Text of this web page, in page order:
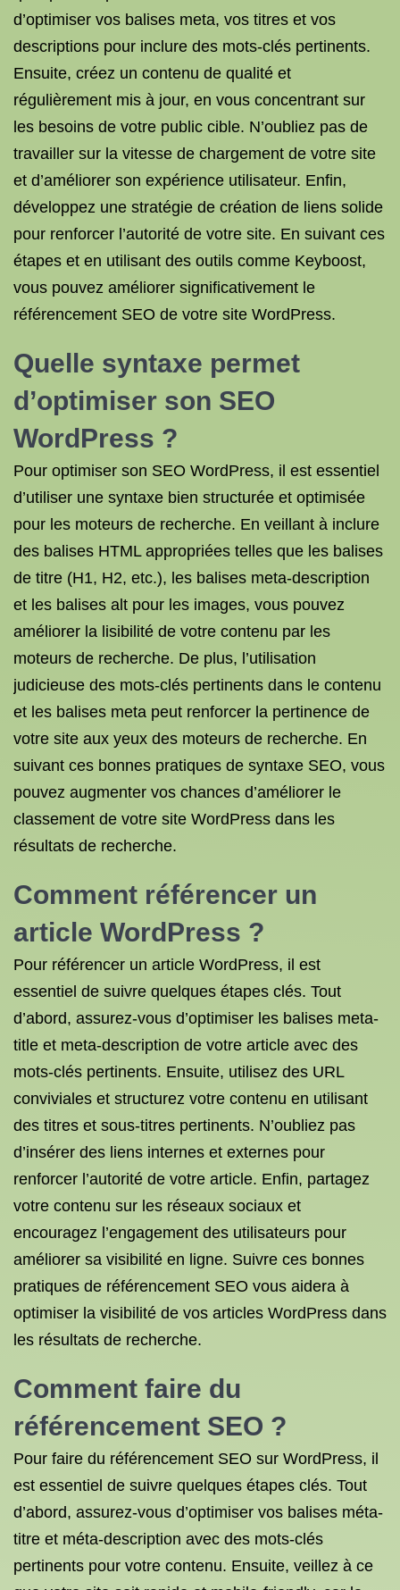
d’optimiser vos balises meta, vos titres et vos
descriptions pour inclure des mots-clés pertinents.
Ensuite, créez un contenu de qualité et
régulièrement mis à jour, en vous concentrant sur
les besoins de votre public cible. N’oubliez pas de
travailler sur la vitesse de chargement de votre site
et d’améliorer son expérience utilisateur. Enfin,
développez une stratégie de création de liens solide
pour renforcer l’autorité de votre site. En suivant ces
étapes et en utilisant des outils comme Keyboost,
vous pouvez améliorer significativement le
référencement SEO de votre site WordPress.
Quelle syntaxe permet
d’optimiser son SEO
WordPress ?
Pour optimiser son SEO WordPress, il est essentiel
d’utiliser une syntaxe bien structurée et optimisée
pour les moteurs de recherche. En veillant à inclure
des balises HTML appropriées telles que les balises
de titre (H1, H2, etc.), les balises meta-description
et les balises alt pour les images, vous pouvez
améliorer la lisibilité de votre contenu par les
moteurs de recherche. De plus, l’utilisation
judicieuse des mots-clés pertinents dans le contenu
et les balises meta peut renforcer la pertinence de
votre site aux yeux des moteurs de recherche. En
suivant ces bonnes pratiques de syntaxe SEO, vous
pouvez augmenter vos chances d’améliorer le
classement de votre site WordPress dans les
résultats de recherche.
Comment référencer un
article WordPress ?
Pour référencer un article WordPress, il est
essentiel de suivre quelques étapes clés. Tout
d’abord, assurez-vous d’optimiser les balises meta-
title et meta-description de votre article avec des
mots-clés pertinents. Ensuite, utilisez des URL
conviviales et structurez votre contenu en utilisant
des titres et sous-titres pertinents. N’oubliez pas
d’insérer des liens internes et externes pour
renforcer l’autorité de votre article. Enfin, partagez
votre contenu sur les réseaux sociaux et
encouragez l’engagement des utilisateurs pour
améliorer sa visibilité en ligne. Suivre ces bonnes
pratiques de référencement SEO vous aidera à
optimiser la visibilité de vos articles WordPress dans
les résultats de recherche.
Comment faire du
référencement SEO ?
Pour faire du référencement SEO sur WordPress, il
est essentiel de suivre quelques étapes clés. Tout
d’abord, assurez-vous d’optimiser vos balises méta-
titre et méta-description avec des mots-clés
pertinents pour votre contenu. Ensuite, veillez à ce